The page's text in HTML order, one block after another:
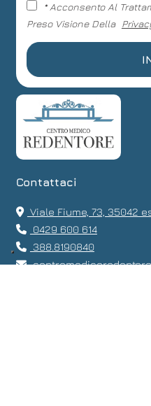
Contattaci
Viale Fiume, 73, 35042
0429 600 614
388.8190840
* Acconsento Al
Preso Visione Della